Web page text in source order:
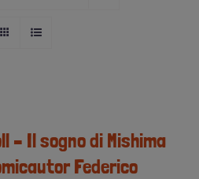
– Il sogno di Mishima
Federico